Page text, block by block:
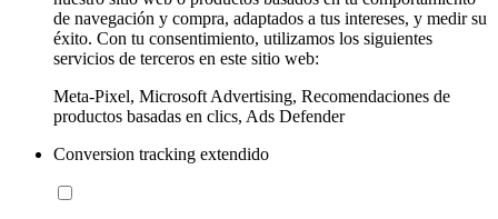
de navegación y compra, adaptados a tus intereses, y medir su
éxito. Con tu consentimiento, utilizamos los siguientes
servicios de terceros en este sitio web:
Meta-Pixel, Microsoft Advertising, Recomendaciones de
productos basadas en clics, Ads Defender
Conversion tracking extendido